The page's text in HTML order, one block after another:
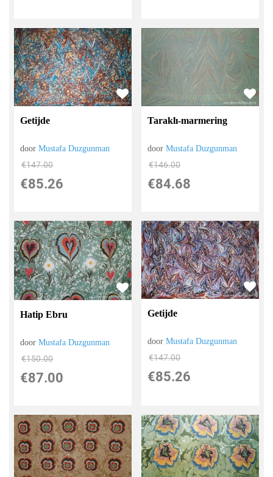
Getijde
doorMustafa Duzgunman
€147.00
€85.26
Taraklı-marmering
doorMustafa Duzgunman
€146.00
€84.68
Hatip Ebru
doorMustafa Duzgunman
€150.00
€87.00
Getijde
doorMustafa Duzgunman
€147.00
€85.26